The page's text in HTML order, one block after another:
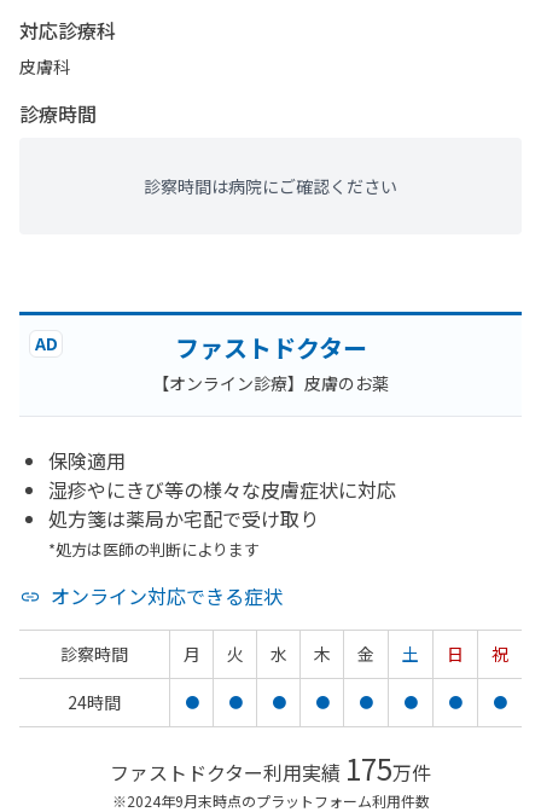
対応診療科
皮膚科
診療時間
診察時間は病院にご確認ください
AD ファストドクター
【オンライン診療】皮膚のお薬
保険適用
湿疹やにきび等の様々な皮膚症状に対応
処方箋は薬局か宅配で受け取り
*処方は医師の判断によります
オンライン対応できる症状
診察時間 月 火 水 木 金 土 日
祝
24時間
● ● ● ● ● ● ● ●
ファストドクター利用実績 175万件
※2024年9月末時点のプラットフォーム利用件数